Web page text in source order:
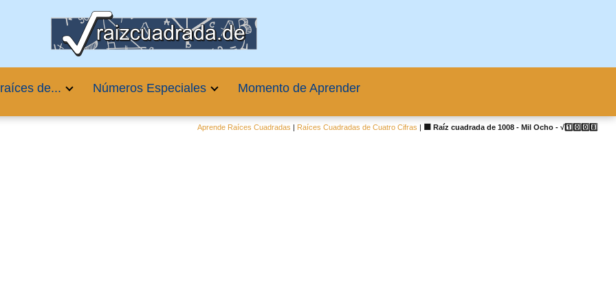
de... Números Especiales Momento de Aprender
Aprende Raíces Cuadradas | Raíces Cuadradas de Cuatro Cifras | 🟦 Raíz cuadrada de 1008 - Mil Ocho - √1️⃣0️⃣0️⃣8️⃣